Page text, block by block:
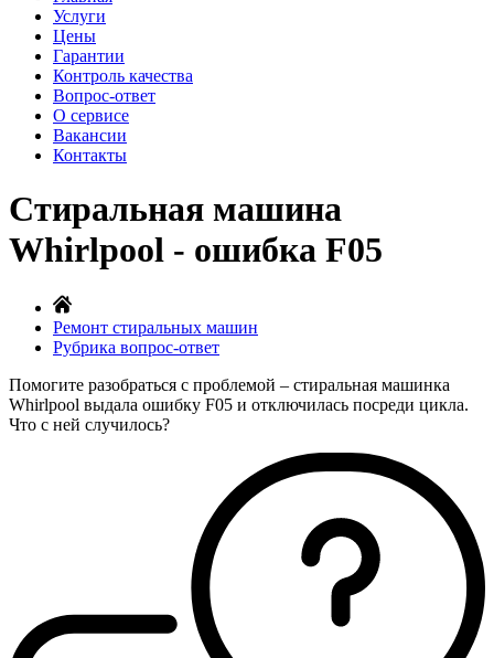
Услуги
Цены
Гарантии
Контроль качества
Вопрос-ответ
О сервисе
Вакансии
Контакты
Стиральная машина
Whirlpool - ошибка F05
Ремонт стиральных машин
Рубрика вопрос-ответ
Помогите разобраться с проблемой – стиральная машинка
Whirlpool выдала ошибку F05 и отключилась посреди цикла.
Что с ней случилось?